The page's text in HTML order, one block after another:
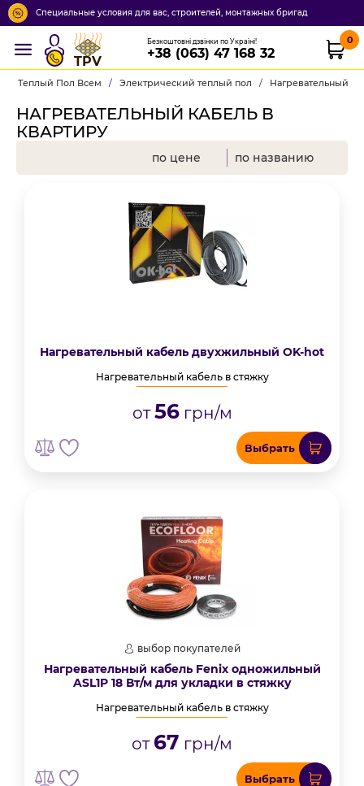
Специальные условия для вас, строителей, монтажных бригад
TPV
Безкоштовні дзвінки по Україні!
+38 (063) 47 168 32
0
Теплый Пол Всем / Электрический теплый пол / Нагревательный
НАГРЕВАТЕЛЬНЫЙ КАБЕЛЬ В
КВАРТИРУ
по цене по названию
Нагревательный кабель двухжильный OK-hot
Нагревательный кабель в стяжку
от56грн/м
Выбрать
выбор покупателей
Нагревательный кабель Fenix одножильный
ASL1P 18 Вт/м для укладки в стяжку
Нагревательный кабель в стяжку
от 67 грн/м
Выбрать